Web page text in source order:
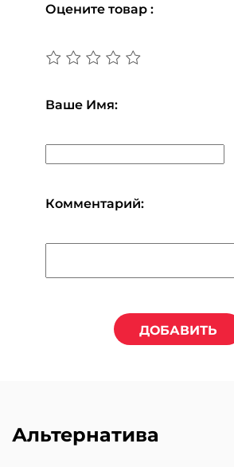
Оцените товар :
Ваше Имя:
Комментарий:
ДОБАВИТЬ
Альтернатива